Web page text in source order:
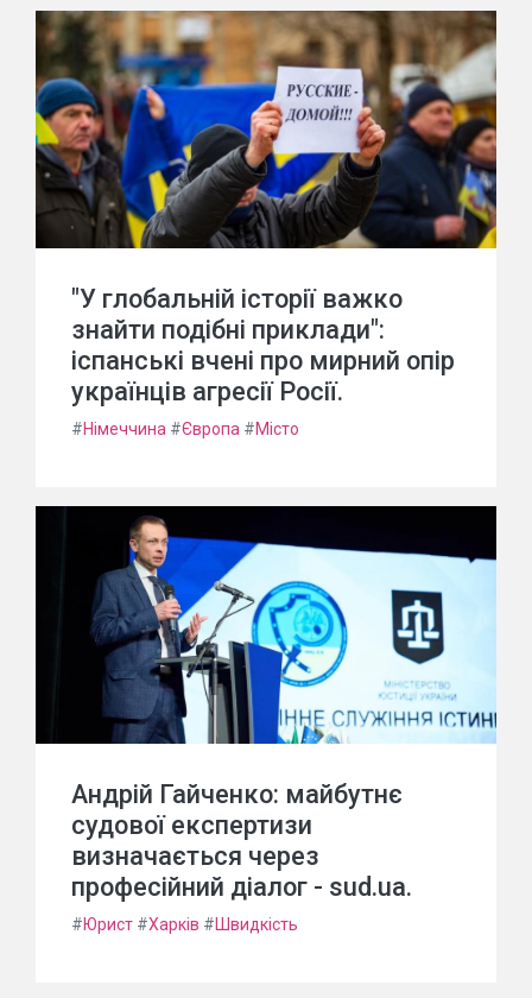
"У глобальній історії важко
знайти подібні приклади":
іспанські вчені про мирний опір
українців агресії Росії.
#Німеччина #Європа #Місто
Андрій Гайченко: майбутнє
судової експертизи
визначається через
професійний діалог - sud.ua.
#Юрист #Харків #Швидкість